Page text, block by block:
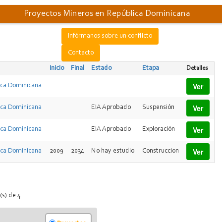
Proyectos Mineros en República Dominicana
Infórmanos sobre un conflicto
Contacto
Inicio Final Estado Etapa Detalles
Dominicana Ver
Dominicana EIA Aprobado Suspensión Ver
Dominicana EIA Aprobado Exploración Ver
Dominicana 2009 2034 No hay estudio Construccion Ver
de 4